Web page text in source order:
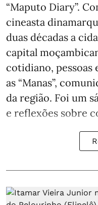
“Maputo Diary”.
cineasta
duas décadas a
capital
cotidiano, pessoas
as “Manas”,
da região. Foi um
e reflexões sobre